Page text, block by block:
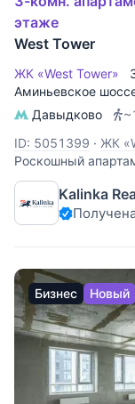
этаже
West Tower
ЖК «West Tower»
Аминьевское
Давыдково
ID: 5051399 · ЖК
Роскошный
комплекса West
личного
доходностью.
Kalinka
Бизнес Новый